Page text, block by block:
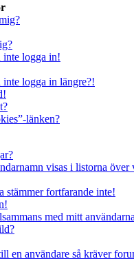
inte logga in!
inte logga in längre?!
länken?
visas i listorna över
stämmer fortfarande inte!
med mitt
en användare så kräver